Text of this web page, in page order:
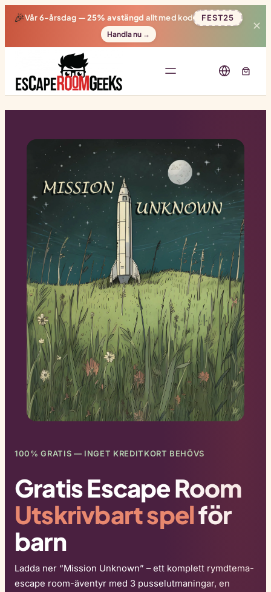
🎉Vår 6-årsdag —25% avstängd allt med kod FEST25
Handla nu →
✕
100% GRATIS — INGET KREDITKORT BEHÖVS
Gratis Escape Room
Utskrivbart spelför
barn
Ladda ner “Mission Unknown” – ett komplett rymdtema-
escape room-äventyr med 3 pusselutmaningar, en